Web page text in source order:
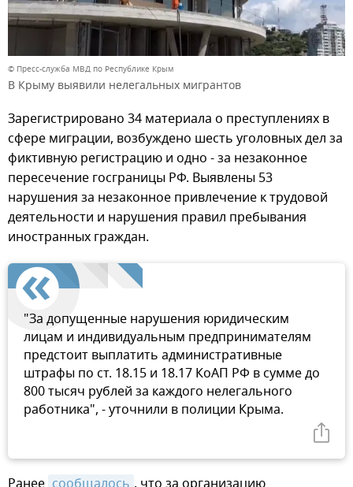
© Пресс-служба МВД по Республике Крым
В Крыму выявили нелегальных мигрантов
Зарегистрировано 34 материала о преступлениях в
сфере миграции, возбуждено шесть уголовных дел за
фиктивную регистрацию и одно - за незаконное
пересечение госграницы РФ. Выявлены 53
нарушения за незаконное привлечение к трудовой
деятельности и нарушения правил пребывания
иностранных граждан.
"За допущенные нарушения юридическим
лицам и индивидуальным предпринимателям
предстоит выплатить административные
штрафы по ст. 18.15 и 18.17 КоАП РФ в сумме до
800 тысяч рублей за каждого нелегального
работника", - уточнили в полиции Крыма.